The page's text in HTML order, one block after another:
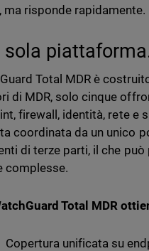
ma risponde rapidamente.
sola
Total MDR è
di MDR, solo cinque
firewall, identità, rete e
coordinata da un unico
di terze parti, il che
complesse.
Total MDR
Copertura unificata su